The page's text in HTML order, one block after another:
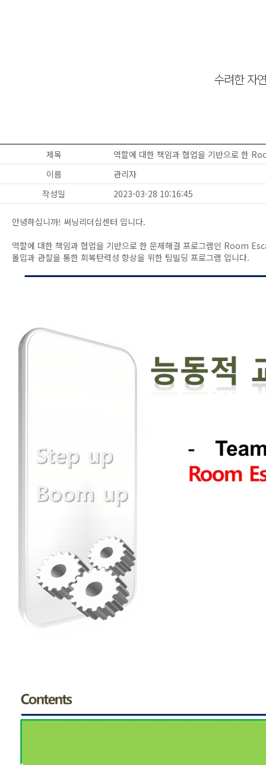
수려한 자
제목
역할에 대한 책임과 협업을 기반으로 한
이름
관리자
작성일
2023-03-28 10:16:45
안녕하십니까! 써닝리더십센터 입니다.
역할에 대한 책임과 협업을 기반으로 한 문제해결 프로그램인 Room
몰입과 관찰을 통한 회복탄력성 향상을 위한 팀빌딩 프로그램 입니다.